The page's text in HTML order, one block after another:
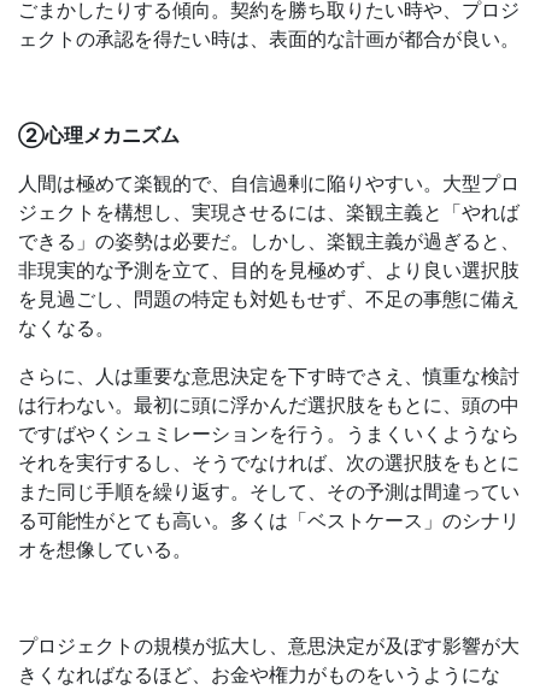
ごまかしたりする傾向。契約を勝ち取りたい時や、プロジ
ェクトの承認を得たい時は、表面的な計画が都合が良い。
②心理メカニズム
人間は極めて楽観的で、自信過剰に陥りやすい。大型プロ
ジェクトを構想し、実現させるには、楽観主義と「やれば
できる」の姿勢は必要だ。しかし、楽観主義が過ぎると、
非現実的な予測を立て、目的を見極めず、より良い選択肢
を見過ごし、問題の特定も対処もせず、不足の事態に備え
なくなる。
さらに、人は重要な意思決定を下す時でさえ、慎重な検討
は行わない。最初に頭に浮かんだ選択肢をもとに、頭の中
ですばやくシュミレーションを行う。うまくいくようなら
それを実行するし、そうでなければ、次の選択肢をもとに
また同じ手順を繰り返す。そして、その予測は間違ってい
る可能性がとても高い。多くは「ベストケース」のシナリ
オを想像している。
プロジェクトの規模が拡大し、意思決定が及ぼす影響が大
きくなればなるほど、お金や権力がものをいうようにな